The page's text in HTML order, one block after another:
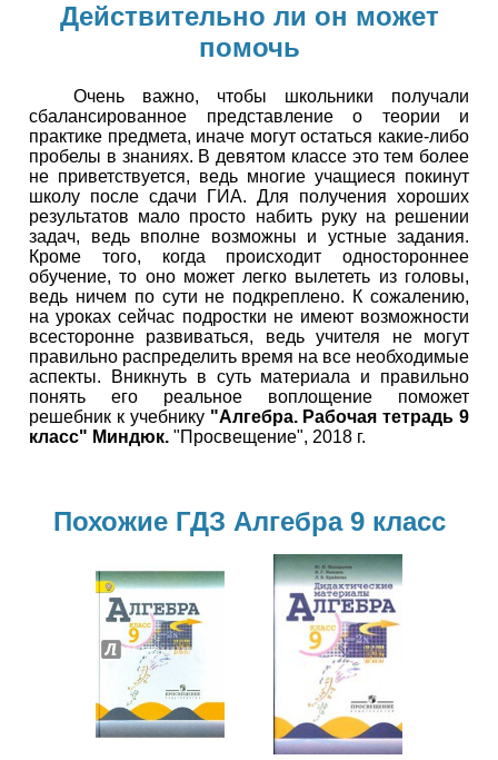
Действительно ли он может
помочь
Очень важно, чтобы школьники получали
сбалансированное представление о теории и
практике предмета, иначе могут остаться какие-либо
пробелы в знаниях. В девятом классе это тем более
не приветствуется, ведь многие учащиеся покинут
школу после сдачи ГИА. Для получения хороших
результатов мало просто набить руку на решении
задач, ведь вполне возможны и устные задания.
Кроме того, когда происходит одностороннее
обучение, то оно может легко вылететь из головы,
ведь ничем по сути не подкреплено. К сожалению,
на уроках сейчас подростки не имеют возможности
всесторонне развиваться, ведь учителя не могут
правильно распределить время на все необходимые
аспекты. Вникнуть в суть материала и правильно
понять его реальное воплощение поможет
решебник к учебнику "Алгебра. Рабочая тетрадь 9
класс" Миндюк. "Просвещение", 2018 г.
Похожие ГДЗ Алгебра 9 класс
Алгебра
9 класс
Алгебра
9 класс